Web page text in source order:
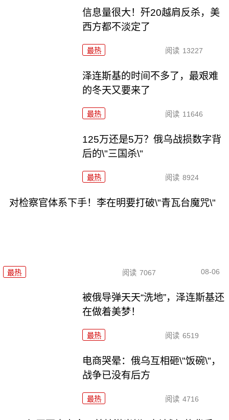
信息量很大！歼20越肩反杀，美
西方都不淡定了
最热 阅读 13227
泽连斯基的时间不多了，最艰难
的冬天又要来了
最热 阅读 11646
125万还是5万？俄乌战损数字背
后的\"三国杀\"
最热 阅读 8924
对检察官体系下手！李在明要打破\"青瓦台魔咒\"
最热 阅读 7067 08-06
被俄导弹天天“洗地”，泽连斯基还
在做着美梦！
最热 阅读 6519
电商哭晕：俄乌互相砸\"饭碗\"，
战争已没有后方
最热 阅读 4716